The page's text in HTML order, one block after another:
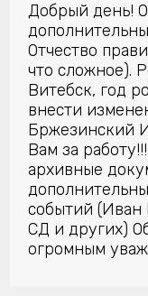
Добрый день!
Отчество
что сложное).
Витебск, год
внести
Бржезинский
Вам за
архивные
событий
СД и других)
огромным